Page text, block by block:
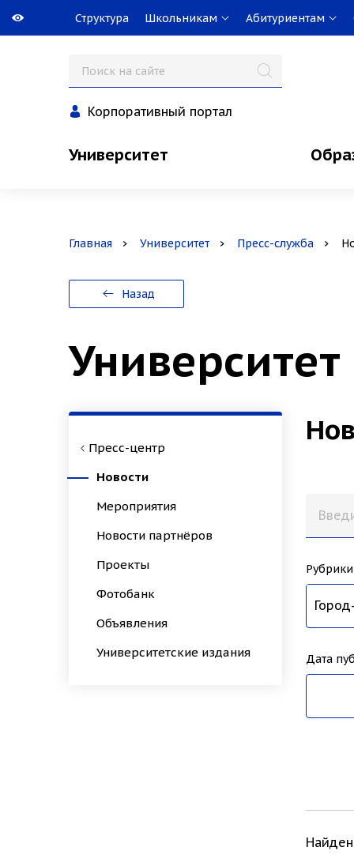
Структура Школьникам Абитуриентам
Корпоративный портал
Университет
Главная Университет Пресс-служба
Назад
Университет
Пресс-центр
Новости
Мероприятия
Новости партнёров
Проекты
Фотобанк
Объявления
Университетские издания
Рубрики
Все
Наука
Спорт
ИНТЦ
Дата